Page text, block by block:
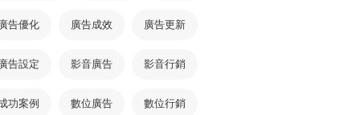
告優化 廣告成效 廣告更新
告設定 影音廣告 影音行銷
功案例 數位廣告 數位行銷